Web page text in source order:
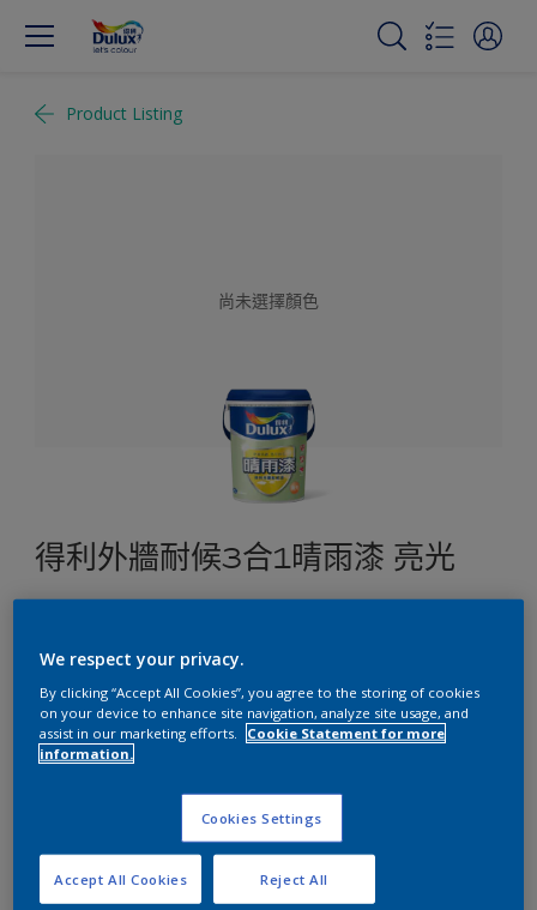
Product Listing
尚未選擇顏色
得利外牆耐候3合1晴雨漆 亮光
選擇顏色
數量
We respect your privacy.
By clicking “Accept All Cookies”, you agree to the storing of cookies
on your device to enhance site navigation, analyze site usage, and
assist in our marketing efforts.
Cookie Statement for more
information.
Cookies Settings
Reject All
Accept All Cookies